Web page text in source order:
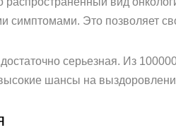
симптомами. Это позволяет
серьезная. Из
шансы на